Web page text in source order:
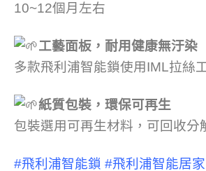
10~12個月左右
工藝面板，耐用健康無汙染
多款飛利浦智能鎖使用IML拉絲
紙質包裝，環保可再生
包裝選用可再生材料，可回收分
#飛利浦智能鎖 #飛利浦智能居家